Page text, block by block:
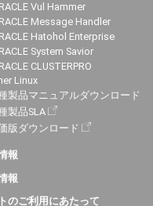
Vul Hammer
Message Handler
Hatohol Enterprise
System Savior
CLUSTERPRO
Linux
製品マニュアルダウンロード
製品SLA
版ダウンロード
報
報
のご利用にあたって